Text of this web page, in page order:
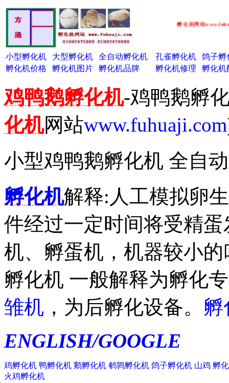
孵化机网站www.fuhuaji.com
小型孵化机 大型孵化机 全自动孵化机 孔雀孵化机
鸽子孵
孵化机价格
孵化机图片 孵化机品牌 孵化机修理 孵化机
鸡鸭鹅孵化机-鸡鸭鹅孵
化机网站www.fuhuaji.com
小型鸡鸭鹅孵化机 全自
孵化机解释:人工模拟卵
件经过一定时间将受精
机、孵蛋机，机器较小
孵化机 一般解释为孵化
雏机 ，为后孵化设备。 孵
ENGLISH/GOOGLE
鸡孵化机 鸭孵化机 鹅孵化机 鹌鹑孵化机 鸽子孵化机 山鸡 孵
火鸡孵化机